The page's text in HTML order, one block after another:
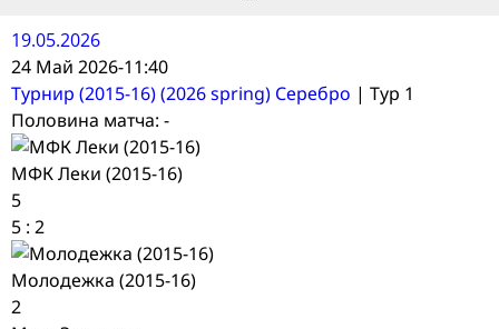
19.05.2026
24 Май 2026-11:40
Турнир (2015-16) (2026 spring) Серебро | Тур 1
Половина матча: -
МФК Леки (2015-16)
5
5 : 2
Молодежка (2015-16)
2